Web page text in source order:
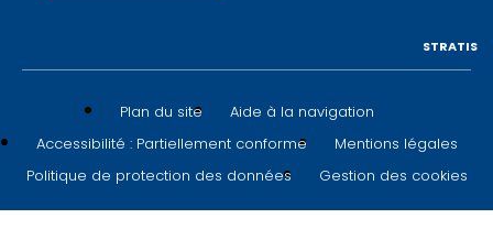
Plan du site
Aide à la navigation
Accessibilité : Partiellement conforme
Mentions légales
Politique de protection des données
Gestion des cookies
STRATIS